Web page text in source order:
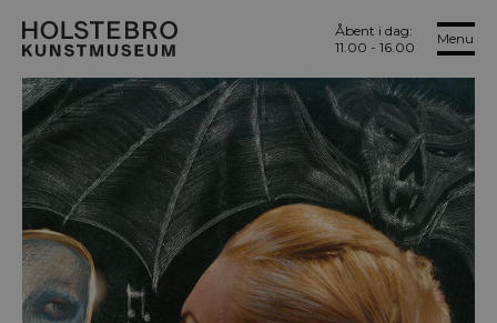
Åbent i dag:
11.00 - 16.00
Menu